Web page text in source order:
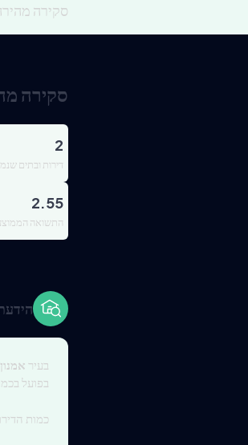
סקירה
סקירה
2
דירות ובתים
2.55
התשואה
בעיר אמנון
בפועל
כמות